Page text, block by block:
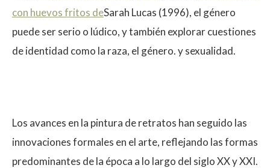
con huevos fritos deSarah Lucas (1996), el género
puede ser serio o lúdico, y también explorar cuestiones
de identidad como la raza, el género. y sexualidad.
Los avances en la pintura de retratos han seguido las
innovaciones formales en el arte, reflejando las formas
predominantes de la época a lo largo del siglo XX y XXI.